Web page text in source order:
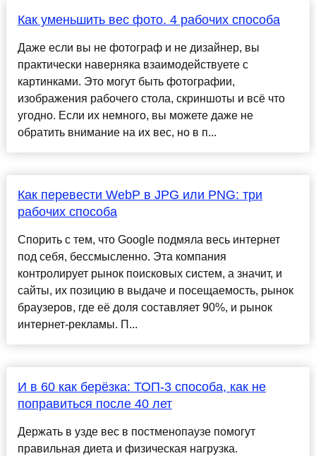
Как уменьшить вес фото. 4 рабочих способа
Даже если вы не фотограф и не дизайнер, вы
практически наверняка взаимодействуете с
картинками. Это могут быть фотографии,
изображения рабочего стола, скриншоты и всё что
угодно. Если их немного, вы можете даже не
обратить внимание на их вес, но в п...
Как перевести WebP в JPG или PNG: три
рабочих способа
Спорить с тем, что Google подмяла весь интернет
под себя, бессмысленно. Эта компания
контролирует рынок поисковых систем, а значит, и
сайты, их позицию в выдаче и посещаемость, рынок
браузеров, где её доля составляет 90%, и рынок
интернет-рекламы. П...
И в 60 как берёзка: ТОП-3 способа, как не
поправиться после 40 лет
Держать в узде вес в постменопаузе помогут
правильная диета и физическая нагрузка.